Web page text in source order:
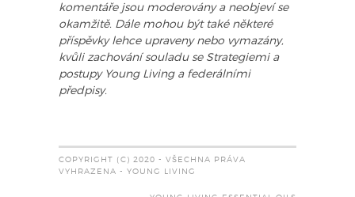
komentáře jsou moderovány a neobjeví se
okamžitě. Dále mohou být také některé
příspěvky lehce upraveny nebo vymazány,
kvůli zachování souladu se Strategiemi a
postupy Young Living a federálními
předpisy.
COPYRIGHT (C) 2020 - VŠECHNA PRÁVA
VYHRAZENA - YOUNG LIVING